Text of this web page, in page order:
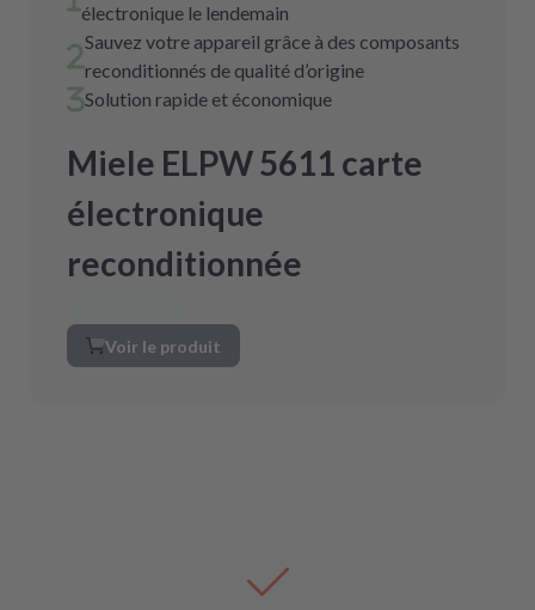
électronique le lendemain
Sauvez votre appareil grâce à des composants
reconditionnés de qualité d’origine
Solution rapide et économique
Miele ELPW 5611 carte
électronique
reconditionnée
Voir le produit